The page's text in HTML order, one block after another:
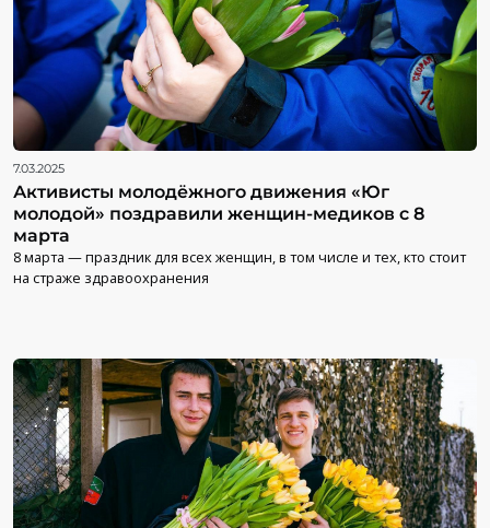
7.03.2025
Активисты молодёжного движения «Юг
молодой» поздравили женщин-медиков с 8
марта
8 марта — праздник для всех женщин, в том числе и тех, кто стоит
на страже здравоохранения